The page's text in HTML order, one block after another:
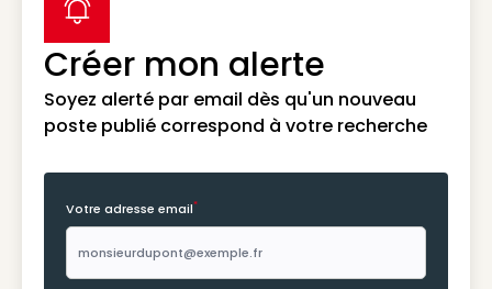
Créer mon alerte
Soyez alerté par email dès qu'un nouveau
poste publié correspond à votre recherche
label icon
Votre adresse email*